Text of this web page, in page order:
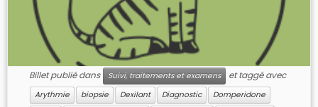
Billet publié dans Suivi, traitements et examens et taggé avec
Arythmie biopsie Dexilant Diagnostic
Domperidone